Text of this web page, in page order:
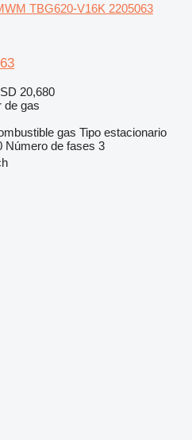
TBG620-V16K 2205063
20,680
de gas
gas Tipo estacionario
Número de fases 3